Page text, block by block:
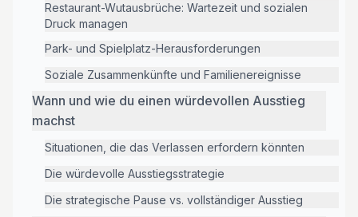
Restaurant-Wutausbrüche: Wartezeit und sozialen
Druck managen
Park- und Spielplatz-Herausforderungen
Soziale Zusammenkünfte und Familienereignisse
Wann und wie du einen würdevollen Ausstieg
machst
Situationen, die das Verlassen erfordern könnten
Die würdevolle Ausstiegsstrategie
Die strategische Pause vs. vollständiger Ausstieg